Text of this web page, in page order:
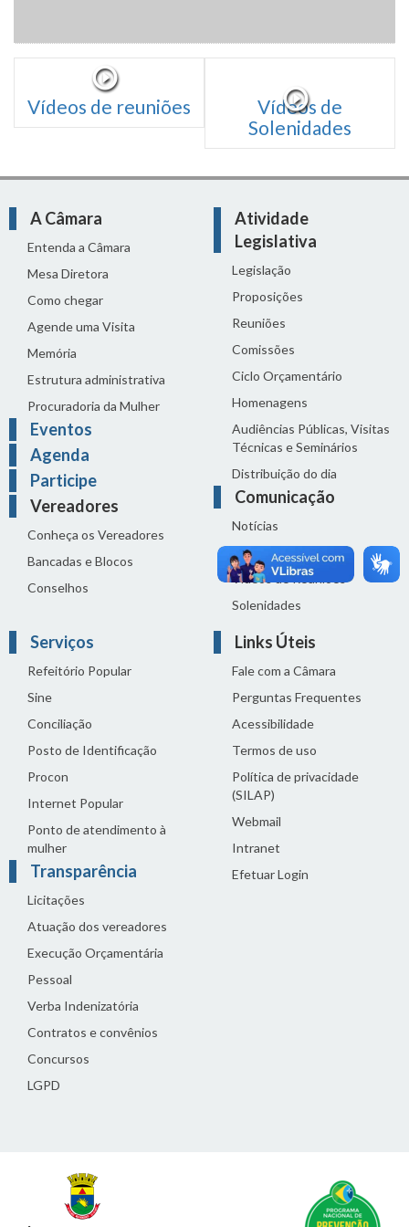
Vídeos de reuniões
Vídeos de
Solenidades
A Câmara
Entenda a Câmara
Mesa Diretora
Como chegar
Agende uma Visita
Memória
Estrutura administrativa
Procuradoria da Mulher
Eventos
Agenda
Participe
Vereadores
Conheça os Vereadores
Bancadas e Blocos
Conselhos
Atividade
Legislativa
Legislação
Proposições
Reuniões
Comissões
Ciclo Orçamentário
Homenagens
Audiências Públicas, Visitas
Técnicas e Seminários
Distribuição do dia
Comunicação
Notícias
Sala de Imprensa
Vídeos de Reuniões
Solenidades
Serviços
Refeitório Popular
Sine
Conciliação
Posto de Identificação
Procon
Internet Popular
Ponto de atendimento à
mulher
Transparência
Licitações
Atuação dos vereadores
Execução Orçamentária
Pessoal
Verba Indenizatória
Contratos e convênios
Concursos
LGPD
Links Úteis
Fale com a Câmara
Perguntas Frequentes
Acessibilidade
Termos de uso
Política de privacidade
(SILAP)
Webmail
Intranet
Efetuar Login